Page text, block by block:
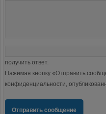
получить ответ.
Нажимая кнопку «Отправить
конфиденциальности,
Отправить сообщение